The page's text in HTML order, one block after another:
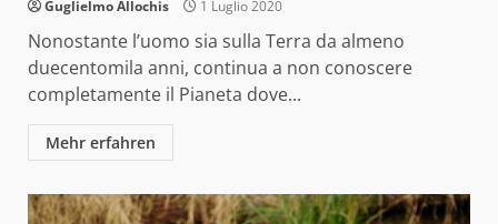
Guglielmo Allochis 1 Luglio 2020
Nonostante l’uomo sia sulla Terra da almeno
duecentomila anni, continua a non conoscere
completamente il Pianeta dove...
Mehr erfahren